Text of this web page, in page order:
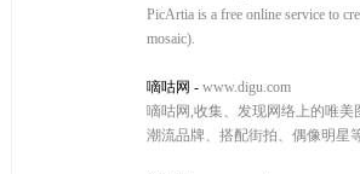
PicArtia is a free online service to
mosaic).
嘀咕网 - www.digu.com
嘀咕网,收集、发现网络上的唯
潮流品牌、搭配街拍、偶像明星